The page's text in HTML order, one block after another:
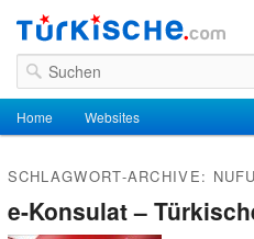
Suchen
Hauptmenü
Zum Inhalt wechseln
Zum sekundären Inhalt wechseln
Home Websites
SCHLAGWORT-ARCHIVE:
e-Konsulat –